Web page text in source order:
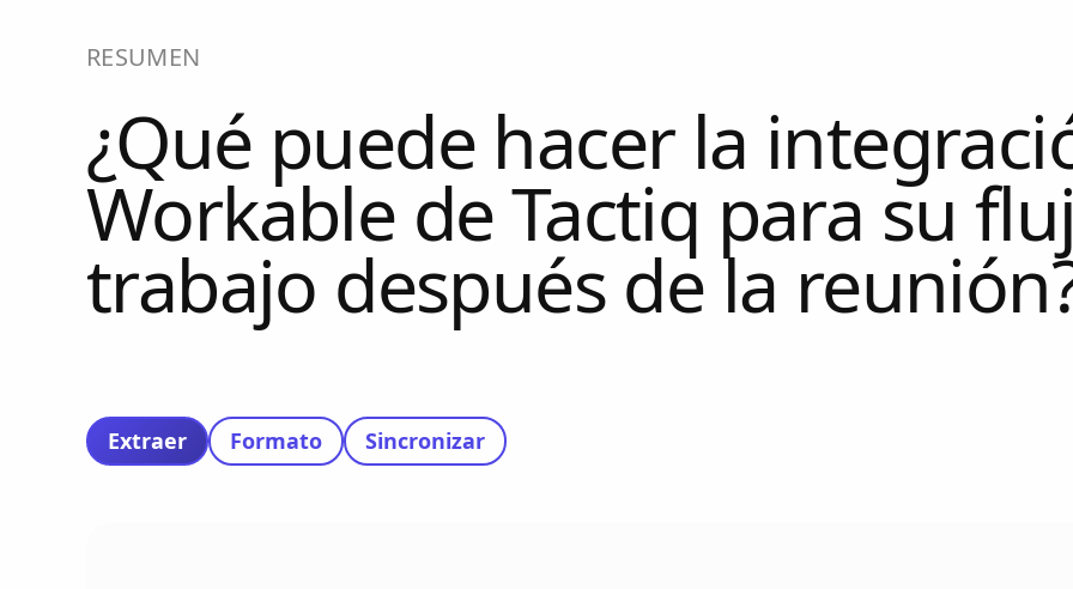
RESUMEN
¿Qué puede hacer la
Workable de Tactiq para su
trabajo después de la
Extraer Formato Sincronizar